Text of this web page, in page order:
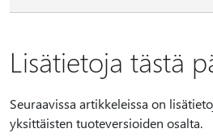
Lisätietoja tästä
Seuraavissa artikkeleissa on
yksittäisten tuoteversioiden osalta.